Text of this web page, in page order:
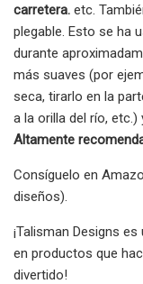
carretera. etc.
plegable. Esto se ha
durante
más suaves (por
seca, tirarlo en la
a la orilla del río, etc.)
Altamente
Consíguelo en
diseños).
¡Talisman Designs
en productos que
divertido!